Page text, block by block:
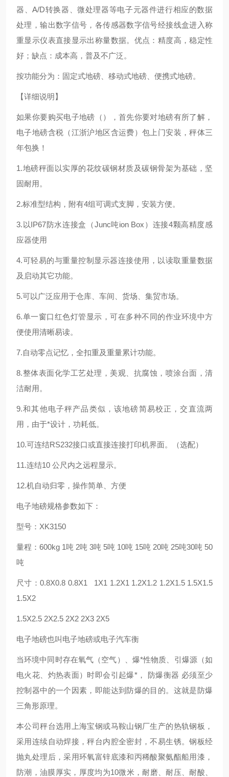
器、A/D转换器、微处理器等电子元器件进行相应的数据
处理，输出数字信号，各传感器数字信号经接线盒进入称
重显示仪表直接显示出称量数据。优点：精度高，稳定性
好；缺点：成本高，普及不广泛。
按功能分为：固定式地磅、移动式地磅、便携式地磅。
【详细说明】
如果你要购买电子地磅（），首先你要对地磅有所了解，
电子地磅含税（江浙沪地区含运费）包上门安装，秤体三
年包换！
1.地磅秤面以实厚的花纹碳钢材质及碳钢骨架为基础，坚
固耐用。
2.标准型结构，附有4组可调式支脚，安装方便。
3.以IP67防水连接盒（Junc吨ion Box）连接4颗高精度感
应器使用
4.可轻易的与重量控制显示器连接使用，以读取重量数据
及启动其它功能。
5.可以广泛应用于仓库、车间、货场、集贸市场。
6.单一窗口红色灯管显示，可在多种不同的作业环境中方
便使用清晰易读。
7.自动零点记忆，全扣重及重量累计功能。
8.整体表面化学工艺处理，美观、抗腐蚀，喷涂台面，清
洁耐用。
9.和其他电子秤产品类似，该地磅简易校正，交直流两
用，由于*设计，功耗低。
10.可连结RS232接口或直接连接打印机界面。（选配）
11.连结10 公尺内之远程显示。
12.机自动归零，操作简单、方便
电子地磅规格参数如下：
型号：XK3150
量程：600kg 1吨 2吨 3吨 5吨 10吨 15吨 20吨 25吨30吨 50
吨
尺寸：0.8X0.8 0.8X1 1X1 1.2X1 1.2X1.2 1.2X1.5 1.5X1.5
1.5X2
1.5X2.5 2X2.5 2X2 2X3 2X5
电子地磅也叫电子地磅或电子汽车衡
当环境中同时存在氧气（空气）、爆*性物质、引爆源（如
电火花、灼热表面）时即会引起爆*， 防爆衡器 必须至少
控制器中的一个因素，即能达到防爆的目的。这就是防爆
三角形原理。
本公司秤台选用上海宝钢或马鞍山钢厂生产的热轨钢板，
采用连续自动焊接，秤台内腔全密封，不易生锈。钢板经
抛丸处理后，采用环氧富锌底漆和丙稀酸聚氨酯船用漆，
防潮，油膜厚实，厚度均为10微米，耐磨、耐压、耐酸、